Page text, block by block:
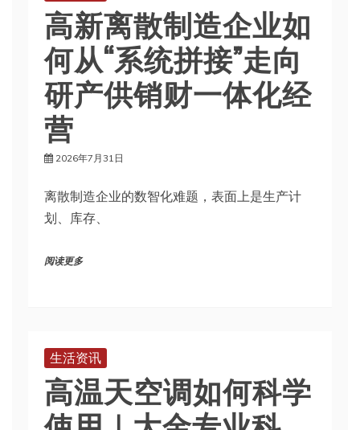
高新离散制造企业如
何从“系统拼接”走向
研产供销财一体化经
营
2026年7月31日
离散制造企业的数智化难题，表面上是生产计
划、库存、
阅读更多
生活资讯
高温天空调如何科学